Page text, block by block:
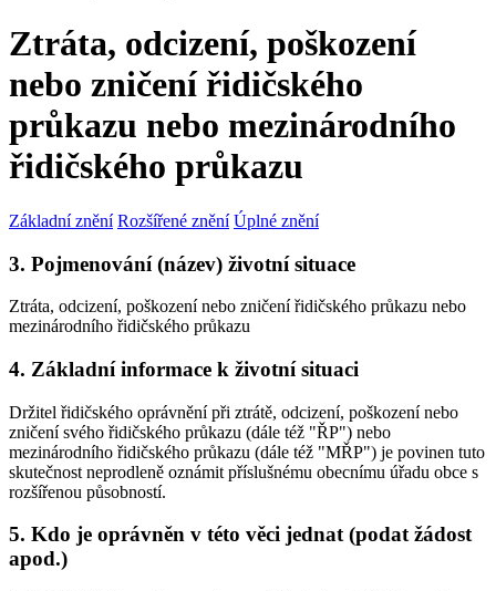
Ztráta, odcizení, poškození
nebo zničení řidičského
průkazu nebo mezinárodního
řidičského průkazu
Základní znění Rozšířené znění Úplné znění
3. Pojmenování (název) životní situace
Ztráta, odcizení, poškození nebo zničení řidičského průkazu nebo
mezinárodního řidičského průkazu
4. Základní informace k životní situaci
Držitel řidičského oprávnění při ztrátě, odcizení, poškození nebo
zničení svého řidičského průkazu (dále též "ŘP") nebo
mezinárodního řidičského průkazu (dále též "MŘP") je povinen tuto
skutečnost neprodleně oznámit příslušnému obecnímu úřadu obce s
rozšířenou působností.
5. Kdo je oprávněn v této věci jednat (podat žádost
apod.)